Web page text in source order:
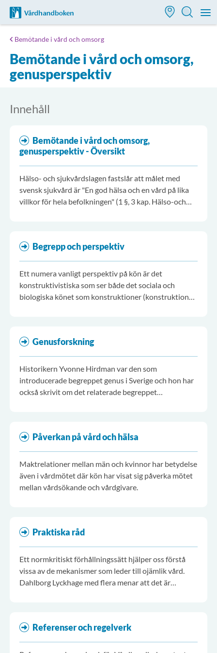
Till startsidan för Vårdhandboken
Bemötande i vård och omsorg
Bemötande i vård och omsorg,
genusperspektiv
Innehåll
Bemötande i vård och omsorg,
genusperspektiv - Översikt
Hälso- och sjukvårdslagen fastslår att målet med
svensk sjukvård är "En god hälsa och en vård på lika
villkor för hela befolkningen" (1 §, 3 kap. Hälso-och
Begrepp och perspektiv
Ett numera vanligt perspektiv på kön är det
konstruktivistiska som ser både det sociala och
biologiska könet som konstruktioner (konstruktion=
flickor till kvinnor.
Genusforskning
Historikern Yvonne Hirdman var den som
introducerade begreppet genus i Sverige och hon har
också skrivit om det relaterade begreppet
Påverkan på vård och hälsa
Maktrelationer mellan män och kvinnor har betydelse
även i vårdmötet där kön har visat sig påverka mötet
mellan vårdsökande och vårdgivare.
Praktiska råd
Ett normkritiskt förhållningssätt hjälper oss förstå
vissa av de mekanismer som leder till ojämlik vård.
Dahlborg Lyckhage med flera menar att det är
Referenser och regelverk